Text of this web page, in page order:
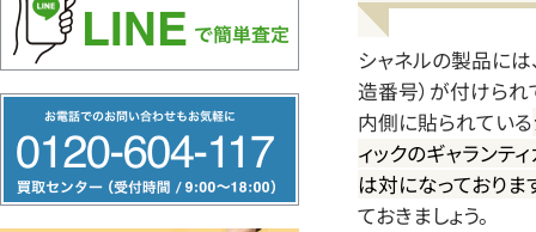
リ
ー
シャネルの製品には
造番号）が付けられ
内側に貼られている
ィックのギャランテ
は対になっておりま
ておきましょう。